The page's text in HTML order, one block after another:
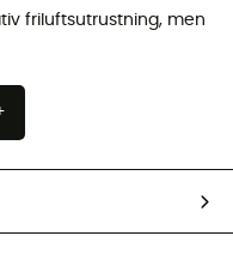
friluftsutrustning, men